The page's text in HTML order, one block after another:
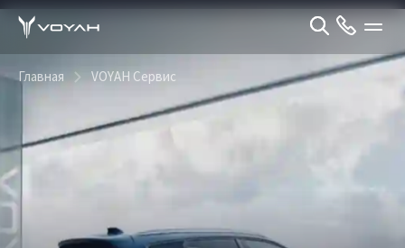
Главная VOYAH Сервис